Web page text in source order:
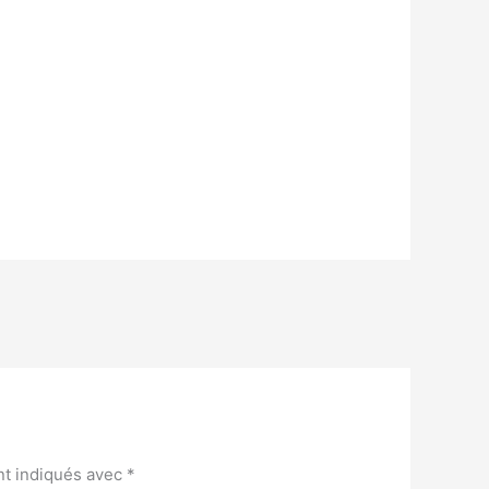
indiqués avec *